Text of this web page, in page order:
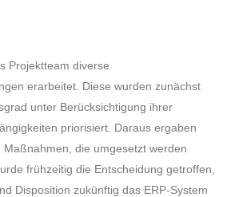
Projektteam diverse
erarbeitet. Diese wurden zunächst
unter Berücksichtigung ihrer
priorisiert. Daraus ergaben
die umgesetzt werden
frühzeitig die Entscheidung getroffen,
Disposition zukünftig das ERP-System